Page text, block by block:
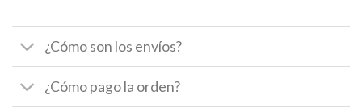
¿Cómo son los envíos?
¿Cómo pago la orden?